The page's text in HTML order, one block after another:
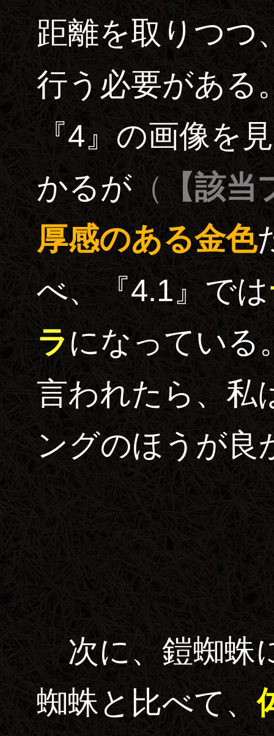
距離を取りつつ
行う必要がある
『4』の画像を
かるが（ 【該当
厚感のある金色
べ、『4.1』では
ラ になっている
言われたら、私
ングのほうが
次に、鎧蜘蛛
蜘蛛と比べて、